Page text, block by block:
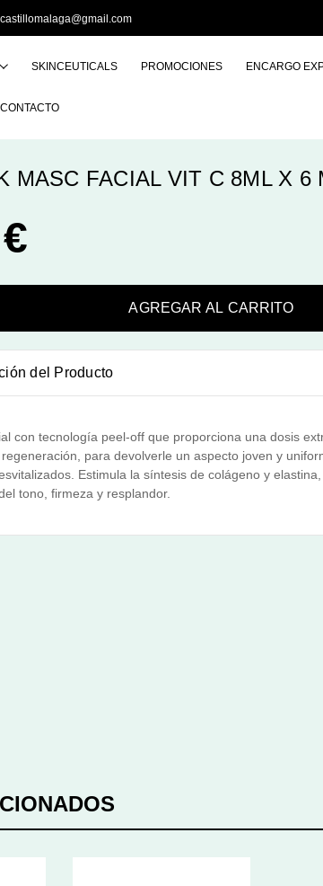
SKINCEUTICALS PROMOCIONES ENCARGO
CONTACTO
MASC FACIAL VIT C 8ML X 6
del Producto
con tecnología peel-off que proporciona una dosis
para devolverle un aspecto joven y
Estimula la síntesis de colágeno y
tono, firmeza y resplandor.